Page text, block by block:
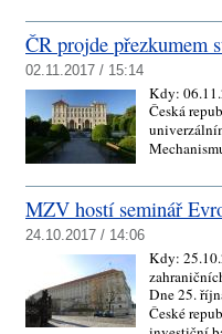
ČR projde přezkumem
02.11.2017 / 15:14
Kdy:
Česká
MZV hostí seminář
24.10.2017 / 14:06
Kdy:
Dne 25.
České